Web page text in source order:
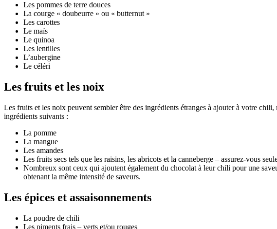
Les pommes de terre douces
La courge « doubeurre » ou « butternut »
Les carottes
Le maïs
Le quinoa
Les lentilles
L’aubergine
Le céléri
Les fruits et les noix
Les fruits et les noix peuvent sembler être des ingrédients étranges à ajouter à votre
ingrédients suivants :
La pomme
La mangue
Les amandes
Les fruits secs tels que les raisins, les abricots et la canneberge – assurez-vous
Nombreux sont ceux qui ajoutent également du chocolat à leur chili pour une
obtenant la même intensité de saveurs.
Les épices et assaisonnements
La poudre de chili
Les piments frais – verts et/ou rouges